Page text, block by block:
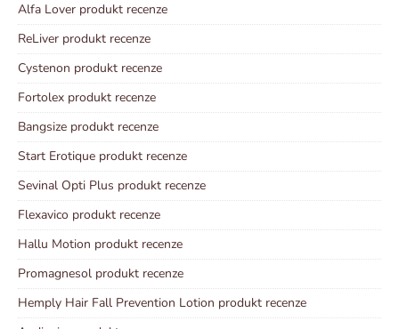
Alfa Lover produkt recenze
ReLiver produkt recenze
Cystenon produkt recenze
Fortolex produkt recenze
Bangsize produkt recenze
Start Erotique produkt recenze
Sevinal Opti Plus produkt recenze
Flexavico produkt recenze
Hallu Motion produkt recenze
Promagnesol produkt recenze
Hemply Hair Fall Prevention Lotion produkt recenze